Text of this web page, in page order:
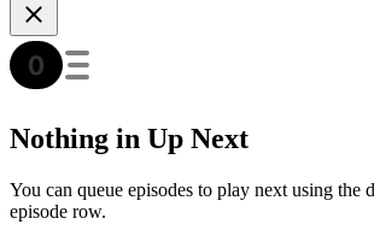
Nothing in Up Next
You can queue episodes to play next using the
episode row.